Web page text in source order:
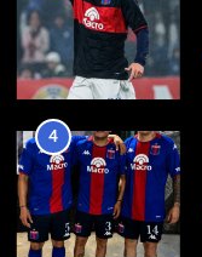
4